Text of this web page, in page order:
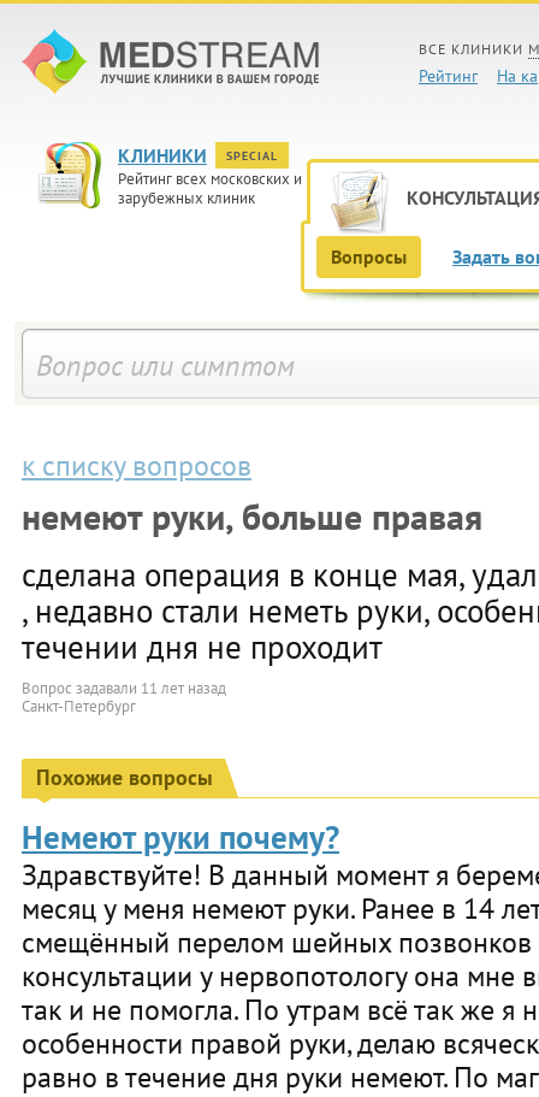
ВСЕ КЛИНИКИ
Рейтинг На
КЛИНИКИ SPECIAL
Рейтинг всех московских и
зарубежных клиник
Вопросы Задать
к списку вопросов
немеют руки, больше правая
сделана операция в конце мая,
, недавно стали неметь руки,
течении дня не проходит
Вопрос задавали 11 лет назад
Санкт-Петербург
Похожие вопросы
Немеют руки почему?
Здравствуйте! В данный момент я
месяц у меня немеют руки. Ранее в 14
смещённый перелом шейных позвонков
консультации у нервопотологу она мне
так и не помогла. По утрам всё так же я
особенности правой руки, делаю
равно в течение дня руки немеют. По